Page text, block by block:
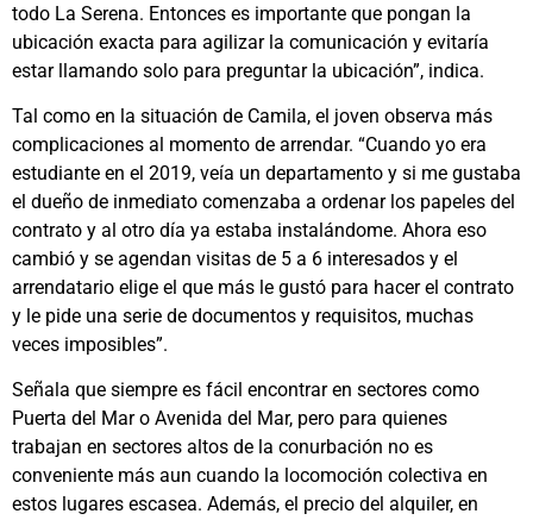
todo La Serena. Entonces es importante que pongan la
ubicación exacta para agilizar la comunicación y evitaría
estar llamando solo para preguntar la ubicación”, indica.
Tal como en la situación de Camila, el joven observa más
complicaciones al momento de arrendar. “Cuando yo era
estudiante en el 2019, veía un departamento y si me gustaba
el dueño de inmediato comenzaba a ordenar los papeles del
contrato y al otro día ya estaba instalándome. Ahora eso
cambió y se agendan visitas de 5 a 6 interesados y el
arrendatario elige el que más le gustó para hacer el contrato
y le pide una serie de documentos y requisitos, muchas
veces imposibles”.
Señala que siempre es fácil encontrar en sectores como
Puerta del Mar o Avenida del Mar, pero para quienes
trabajan en sectores altos de la conurbación no es
conveniente más aun cuando la locomoción colectiva en
estos lugares escasea. Además, el precio del alquiler, en